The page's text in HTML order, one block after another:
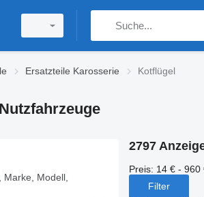
Ersatzteile Karosserie Kotflügel
Marke, Modell,
2797
Preis: 14 € - 960
Filter